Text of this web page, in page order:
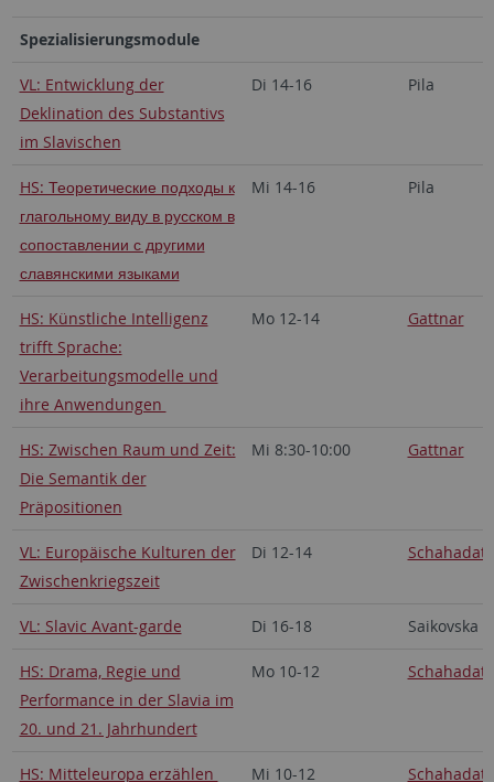
Spezialisierungsmodule
VL: Entwicklung der
Deklination des Substantivs
im Slavischen
Di 14-16 Pila
HS: Теоретические подходы к
глагольному виду в русском в
сопоставлении с другими
славянскими языками
Mi 14-16 Pila
HS: Künstliche Intelligenz
trifft Sprache:
Verarbeitungsmodelle und
ihre Anwendungen
Mo 12-14 Gattnar
HS: Zwischen Raum und Zeit:
Die Semantik der
Präpositionen
Mi 8:30-10:00 Gattnar
VL: Europäische Kulturen der
Zwischenkriegszeit
Di 12-14 Schahadat
VL: Slavic Avant-garde Di 16-18 Saikovska
HS: Drama, Regie und
Performance in der Slavia im
20. und 21. Jahrhundert
Mo 10-12 Schahadat
HS: Mitteleuropa erzählen Mi 10-12 Schahadat